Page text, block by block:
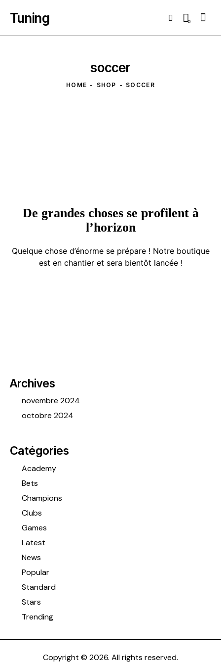
Tuning 0
soccer
HOME SHOP SOCCER
De grandes choses se profilent à
l’horizon
Quelque chose d’énorme se prépare ! Notre boutique
est en chantier et sera bientôt lancée !
Archives
novembre 2024
octobre 2024
Catégories
Academy
Bets
Champions
Clubs
Games
Latest
News
Popular
Standard
Stars
Trending
Copyright © 2026. All rights reserved.